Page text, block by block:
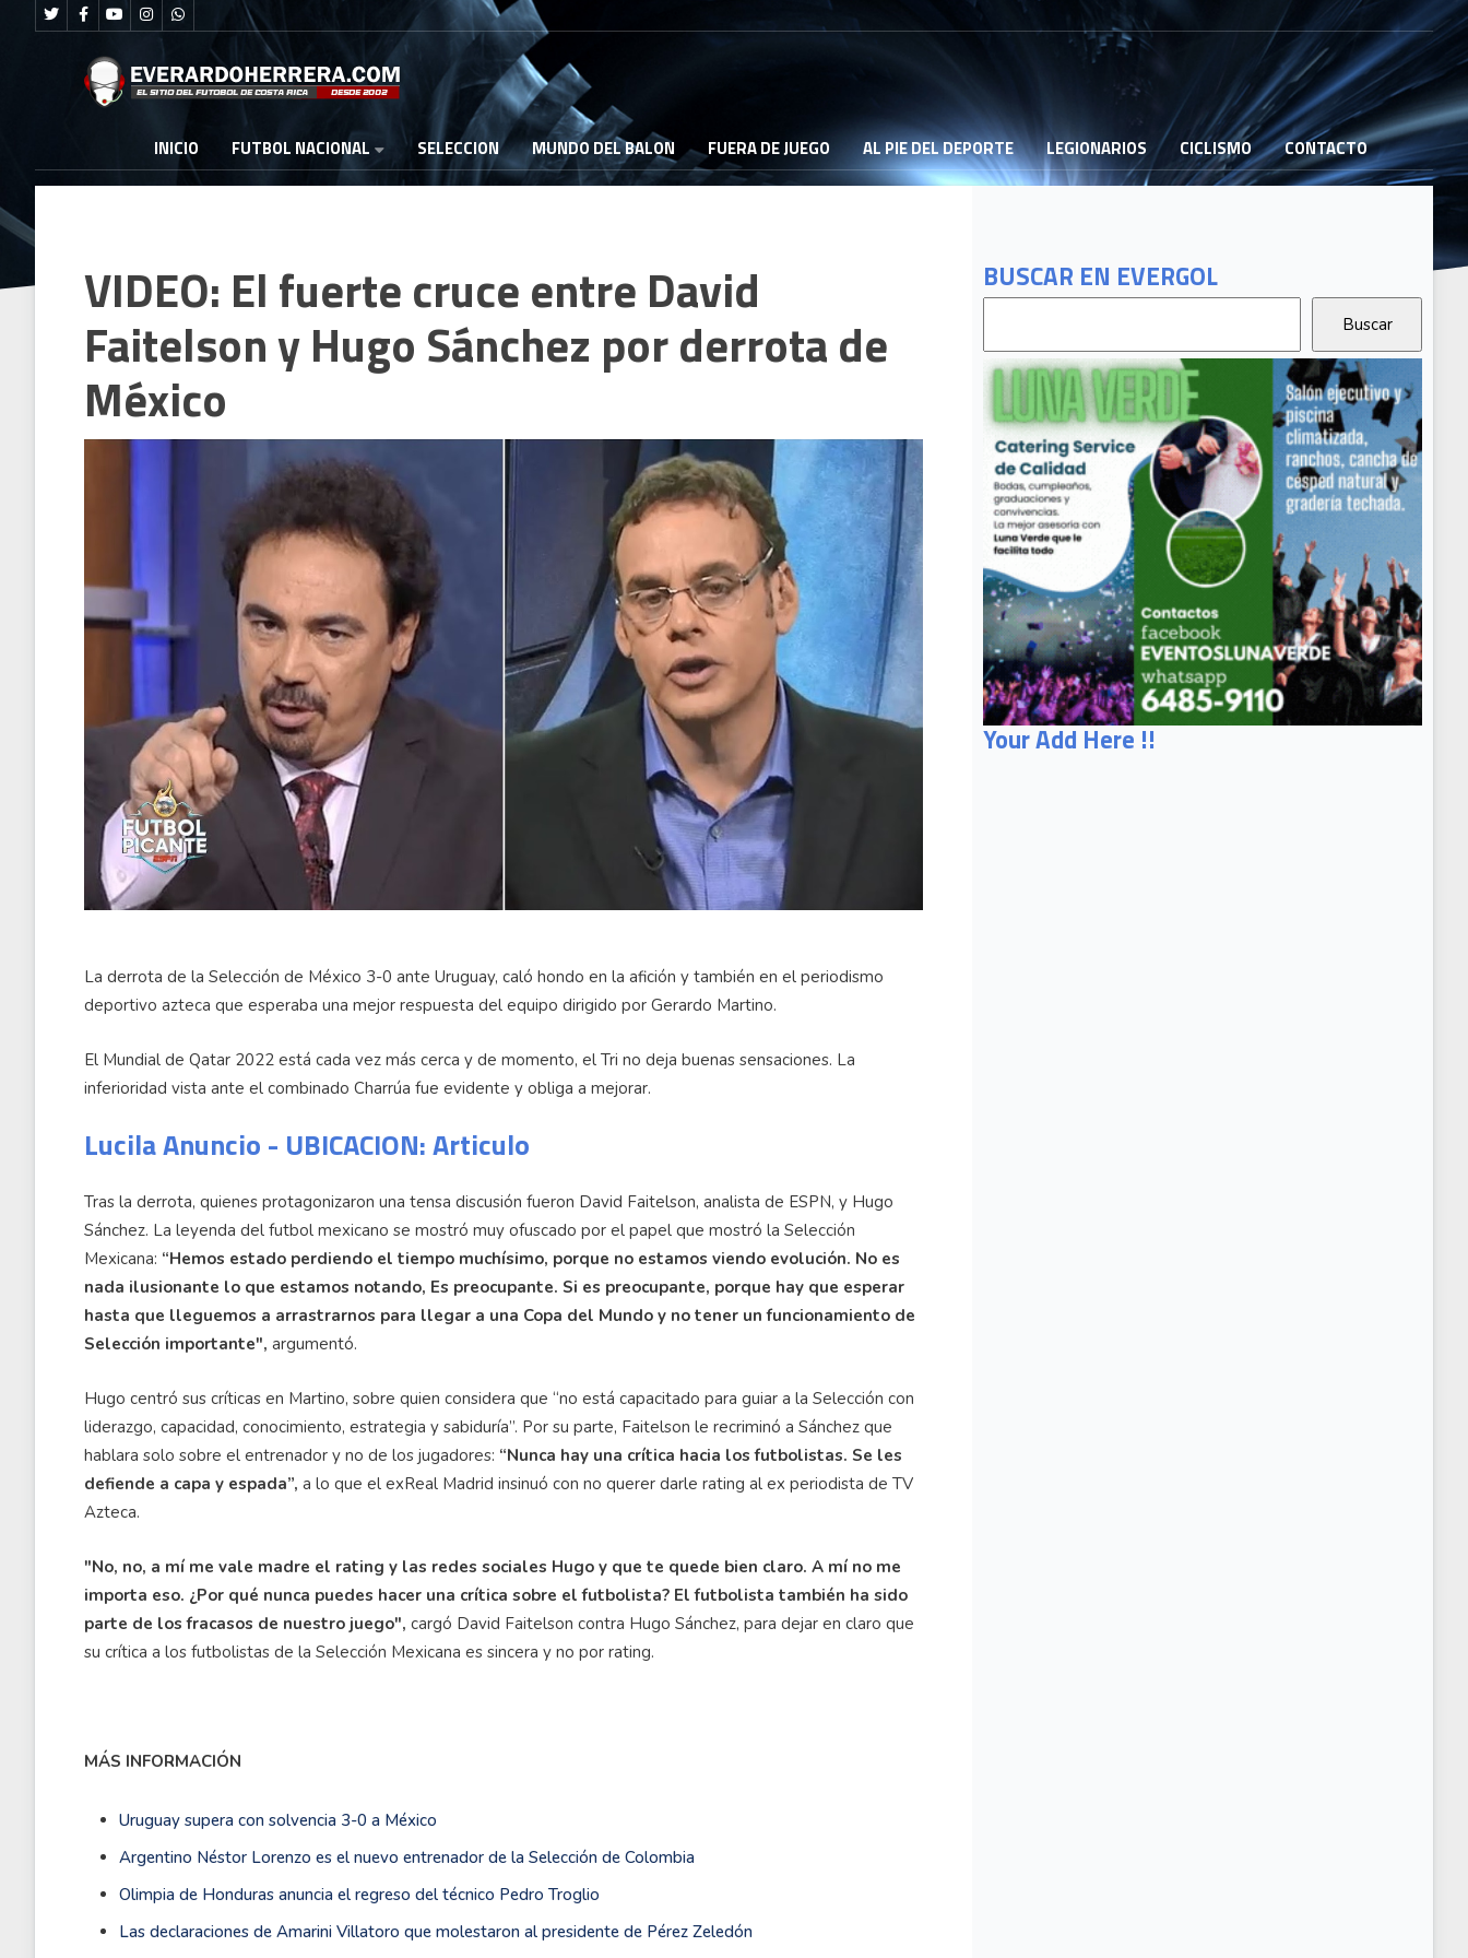
INICIO FUTBOL NACIONAL SELECCION MUNDO DEL BALON FUERA DE JUEGO AL PIE DEL DEPORTE LEGIONARIOS CICLISMO CONTACTO
BUSCAR EN EVERGOL
Your Add Here !!
VIDEO: El fuerte cruce entre David
Faitelson y Hugo Sánchez por derrota de
México
La derrota de la Selección de México 3-0 ante Uruguay, caló hondo en la afición y también en el periodismo
deportivo azteca que esperaba una mejor respuesta del equipo dirigido por Gerardo Martino.
El Mundial de Qatar 2022 está cada vez más cerca y de momento, el Tri no deja buenas sensaciones. La
inferioridad vista ante el combinado Charrúa fue evidente y obliga a mejorar.
Lucila Anuncio - UBICACION: Articulo
Tras la derrota, quienes protagonizaron una tensa discusión fueron David Faitelson, analista de ESPN, y Hugo
Sánchez. La leyenda del futbol mexicano se mostró muy ofuscado por el papel que mostró la Selección
Mexicana: “Hemos estado perdiendo el tiempo muchísimo, porque no estamos viendo evolución. No es
nada ilusionante lo que estamos notando, Es preocupante. Si es preocupante, porque hay que esperar
hasta que lleguemos a arrastrarnos para llegar a una Copa del Mundo y no tener un funcionamiento de
Selección importante", argumentó.
Hugo centró sus críticas en Martino, sobre quien considera que “no está capacitado para guiar a la Selección con
liderazgo, capacidad, conocimiento, estrategia y sabiduría”. Por su parte, Faitelson le recriminó a Sánchez que
hablara solo sobre el entrenador y no de los jugadores: “Nunca hay una crítica hacia los futbolistas. Se les
defiende a capa y espada”, a lo que el exReal Madrid insinuó con no querer darle rating al ex periodista de TV
Azteca.
"No, no, a mí me vale madre el rating y las redes sociales Hugo y que te quede bien claro. A mí no me
importa eso. ¿Por qué nunca puedes hacer una crítica sobre el futbolista? El futbolista también ha sido
parte de los fracasos de nuestro juego", cargó David Faitelson contra Hugo Sánchez, para dejar en claro que
su crítica a los futbolistas de la Selección Mexicana es sincera y no por rating.
MÁS INFORMACIÓN
Uruguay supera con solvencia 3-0 a México
Argentino Néstor Lorenzo es el nuevo entrenador de la Selección de Colombia
Olimpia de Honduras anuncia el regreso del técnico Pedro Troglio
Las declaraciones de Amarini Villatoro que molestaron al presidente de Pérez Zeledón